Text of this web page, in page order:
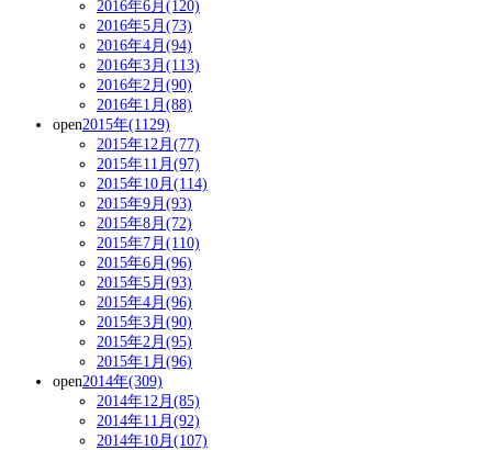
2016年6月(120)
2016年5月(73)
2016年4月(94)
2016年3月(113)
2016年2月(90)
2016年1月(88)
open2015年(1129)
2015年12月(77)
2015年11月(97)
2015年10月(114)
2015年9月(93)
2015年8月(72)
2015年7月(110)
2015年6月(96)
2015年5月(93)
2015年4月(96)
2015年3月(90)
2015年2月(95)
2015年1月(96)
open2014年(309)
2014年12月(85)
2014年11月(92)
2014年10月(107)